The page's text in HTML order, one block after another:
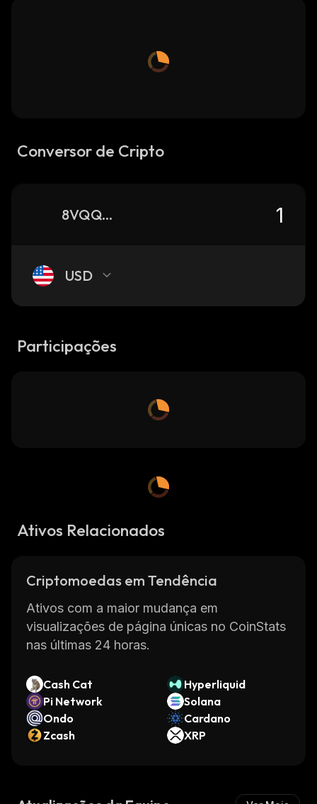
Conversor de Cripto
8VQQWnZF1MGFNSSb4j15w1cAx33rXee1e83oC2w9WBx7_solana
USD
Participações
Ativos Relacionados
Criptomoedas em Tendência
Ativos com a maior mudança em
visualizações de página únicas no CoinStats
nas últimas 24 horas.
Cash Cat
Hyperliquid
Pi Network
Solana
Ondo
Cardano
Zcash
XRP